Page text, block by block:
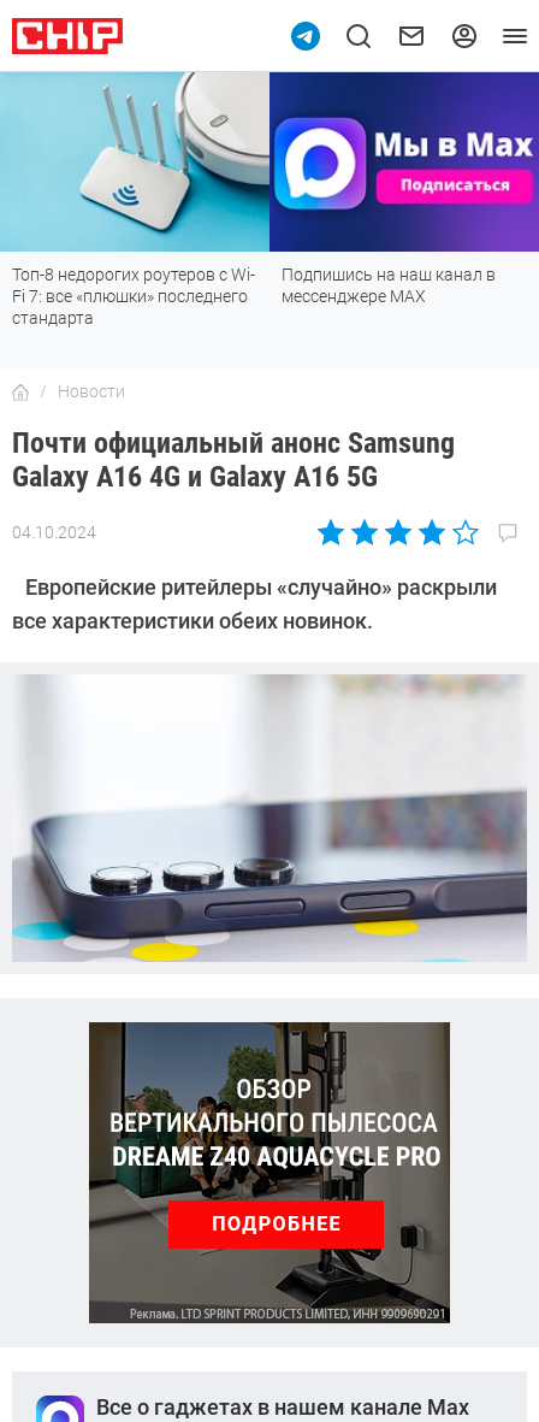
Топ-8 недорогих роутеров с Wi-
Fi 7: все «плюшки» последнего
стандарта
Подпишись на наш канал в
мессенджере МАХ
Новости
Почти официальный анонс Samsung
Galaxy A16 4G и Galaxy A16 5G
04.10.2024
Автор:
Довлатова
Европейские ритейлеры «случайно» раскрыли
все характеристики обеих новинок.
Все о гаджетах в нашем канале Max